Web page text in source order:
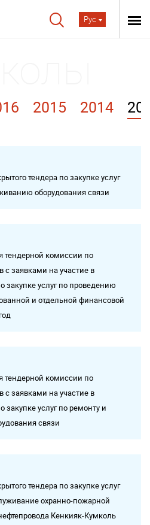
Рус
2015 2014
тендера по закупке услуг
оборудования связи
тендерной комиссии по
с заявками на участие в
закупке услуг по проведению
и отдельной финансовой
тендерной комиссии по
с заявками на участие в
закупке услуг по ремонту и
связи
тендера по закупке услуг
охранно-пожарной
Кенкияк-Кумколь